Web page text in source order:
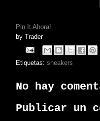
Pin It Ahora!
by Trader
Etiquetas: sneakers
No hay
Publicar un